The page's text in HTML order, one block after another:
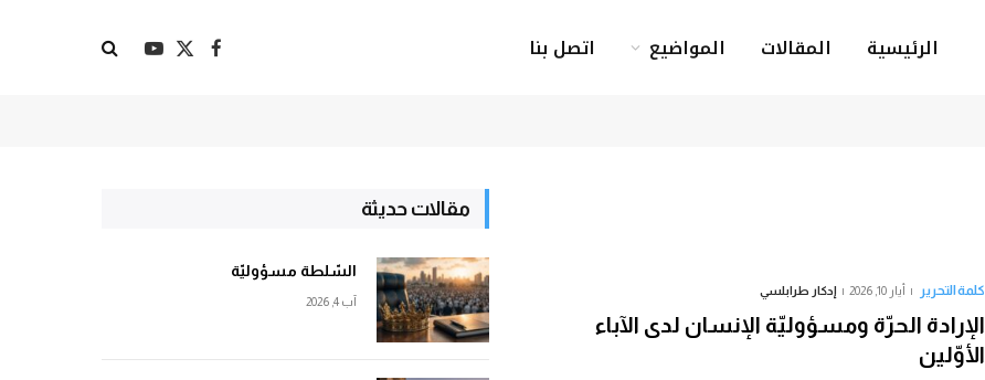
الرئيسية المقالات المواضيع اتصل بنا فيسبوك
X
يوتيوب
كلمة التحرير أيار 10, 2026 إدكار طرابلسي
الإرادة الحرّة ومسؤوليّة الإنسان لدى الآباء
الأوّلين
مقالات حديثة
السّلطة مسؤوليّة
آب 4, 2026